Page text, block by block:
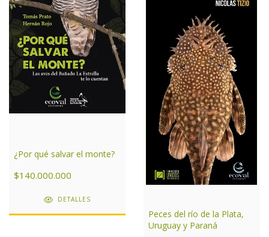
¿Por qué salvar el monte?
$140.000.000
DETALLES
Peces del río de la Plata,
Uruguay y Paraná